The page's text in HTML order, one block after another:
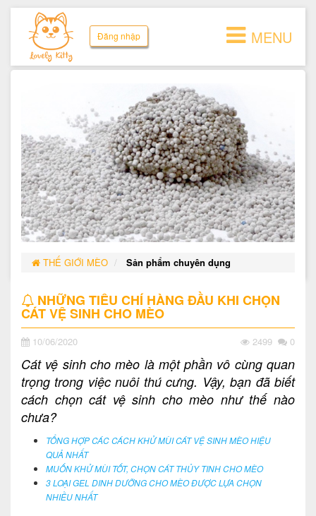
Đăng nhập
THẾ GIỚI MÈO Sản phẩm chuyên dụng
NHỮNG TIÊU CHÍ HÀNG ĐẦU KHI CHỌN
CÁT VỆ SINH CHO MÈO
10/06/2020 2499 0
Cát vệ sinh cho mèo là một phần vô cùng quan
trọng trong việc nuôi thú cưng. Vậy, bạn đã biết
cách chọn cát vệ sinh cho mèo như thế nào
chưa?
TỔNG HỢP CÁC CÁCH KHỬ MÙI CÁT VỆ SINH MÈO HIỆU
QUẢ NHẤT
MUỐN KHỬ MÙI TỐT, CHỌN CÁT THỦY TINH CHO MÈO
3 LOẠI GEL DINH DƯỠNG CHO MÈO ĐƯỢC LỰA CHỌN
NHIỀU NHẤT
MENU